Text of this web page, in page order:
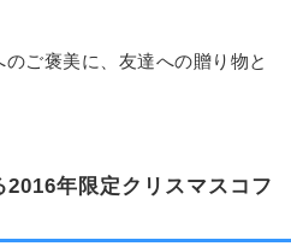
ご褒美に、友達への贈り物と
年限定クリスマスコフ